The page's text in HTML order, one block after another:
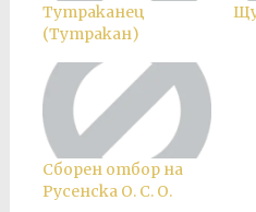
Тутраканец
(Тутракан)
Сборен отбор на
Русенска О. С. О.